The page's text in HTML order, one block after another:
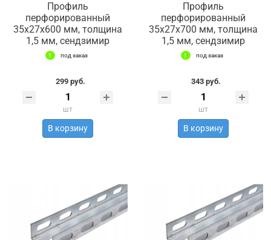
Профиль
перфорированный
35х27х600 мм, толщина
1,5 мм, сендзимир
под заказ
299 руб.
шт
В корзину
Профиль
перфорированный
35х27х700 мм, толщина
1,5 мм, сендзимир
под заказ
343 руб.
шт
В корзину